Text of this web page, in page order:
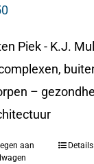
Piek - K.J.
–
aan
Details